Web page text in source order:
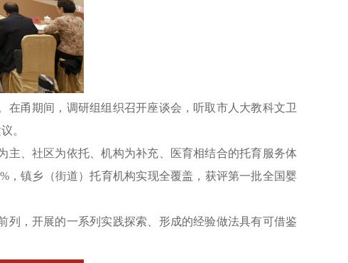
甬期间，调研组组织召开座谈会，听取市人大教科文卫
。
、社区为依托、机构为补充、医育相结合的托育服务体
，镇乡（街道）托育机构实现全覆盖，获评第一批全国婴
，开展的一系列实践探索、形成的经验做法具有可借鉴